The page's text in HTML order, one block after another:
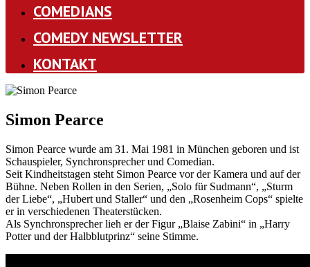
COMEDIANS
COMEDY NEWSLETTER
KONTAKT
Simon Pearce
Simon Pearce wurde am 31. Mai 1981 in München geboren und ist
Schauspieler, Synchronsprecher und Comedian.
Seit Kindheitstagen steht Simon Pearce vor der Kamera und auf der
Bühne. Neben Rollen in den Serien, „Solo für Sudmann“, „Sturm
der Liebe“, „Hubert und Staller“ und den „Rosenheim Cops“ spielte
er in verschiedenen Theaterstücken.
Als Synchronsprecher lieh er der Figur „Blaise Zabini“ in „Harry
Potter und der Halbblutprinz“ seine Stimme.